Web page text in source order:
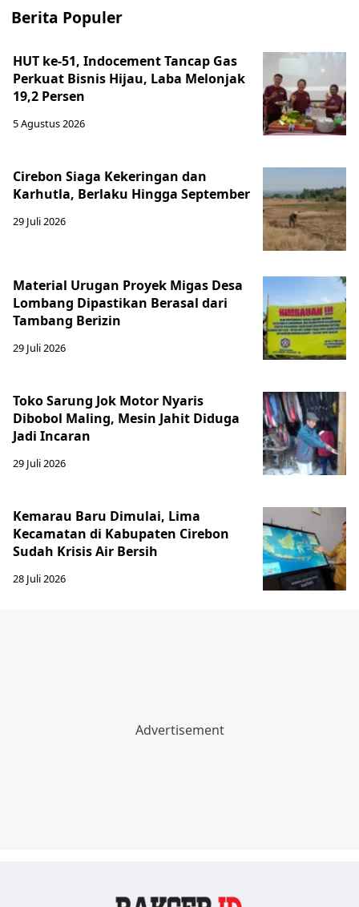
Berita Populer
HUT ke-51, Indocement Tancap Gas
Perkuat Bisnis Hijau, Laba Melonjak
19,2 Persen
5 Agustus 2026
Cirebon Siaga Kekeringan dan
Karhutla, Berlaku Hingga September
29 Juli 2026
Material Urugan Proyek Migas Desa
Lombang Dipastikan Berasal dari
Tambang Berizin
29 Juli 2026
Toko Sarung Jok Motor Nyaris
Dibobol Maling, Mesin Jahit Diduga
Jadi Incaran
29 Juli 2026
Kemarau Baru Dimulai, Lima
Kecamatan di Kabupaten Cirebon
Sudah Krisis Air Bersih
28 Juli 2026